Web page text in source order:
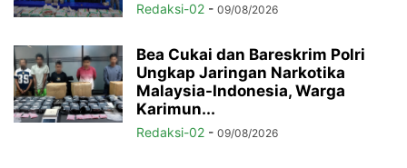
Redaksi-02 - 09/08/2026
Bea Cukai dan Bareskrim Polri
Ungkap Jaringan Narkotika
Malaysia-Indonesia, Warga
Karimun...
Redaksi-02 - 09/08/2026